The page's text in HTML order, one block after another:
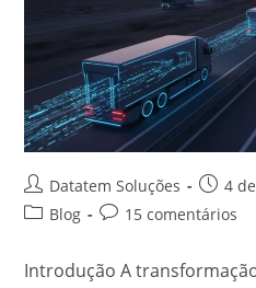
Datatem Soluções
4
Blog
15 comentários
Introdução A